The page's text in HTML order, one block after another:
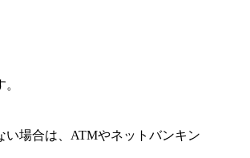
場合は、ATMやネットバンキン